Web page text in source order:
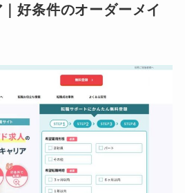
好条件のオーダーメイ